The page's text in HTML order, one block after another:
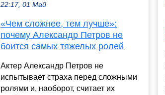
22:17, 01 Май
«Чем сложнее, тем лучше»:
почему Александр Петров не
боится самых тяжелых ролей
Актер Александр Петров не
испытывает страха перед сложными
ролями и, наоборот, считает их